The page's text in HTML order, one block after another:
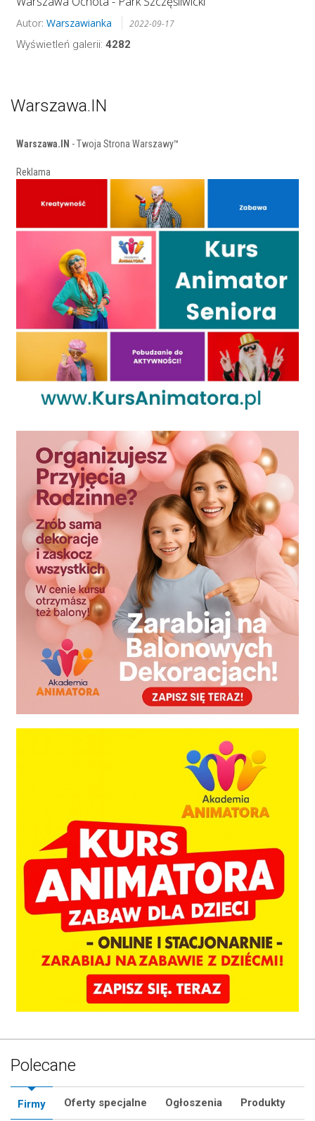
Autor: Warszawianka 2022-09-17
Wyświetleń galerii: 4282
Warszawa.IN
Warszawa.IN - Twoja Strona Warszawy™
Reklama
Polecane
Firmy Oferty specjalne Ogłoszenia Produkty